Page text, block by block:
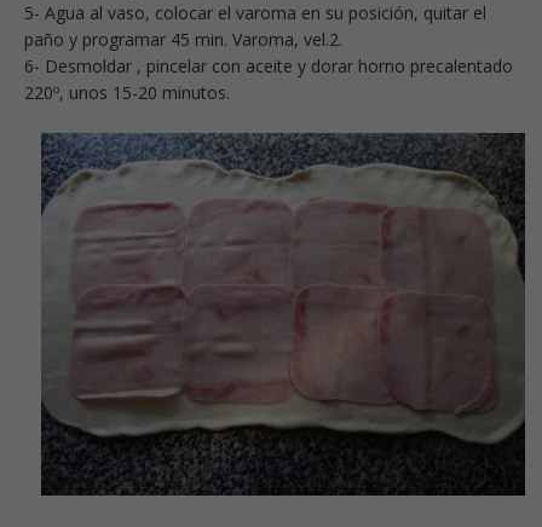
5- Agua al vaso, colocar el varoma en su posición, quitar el
paño y programar 45 min. Varoma, vel.2.
6- Desmoldar , pincelar con aceite y dorar horno precalentado
220º, unos 15-20 minutos.